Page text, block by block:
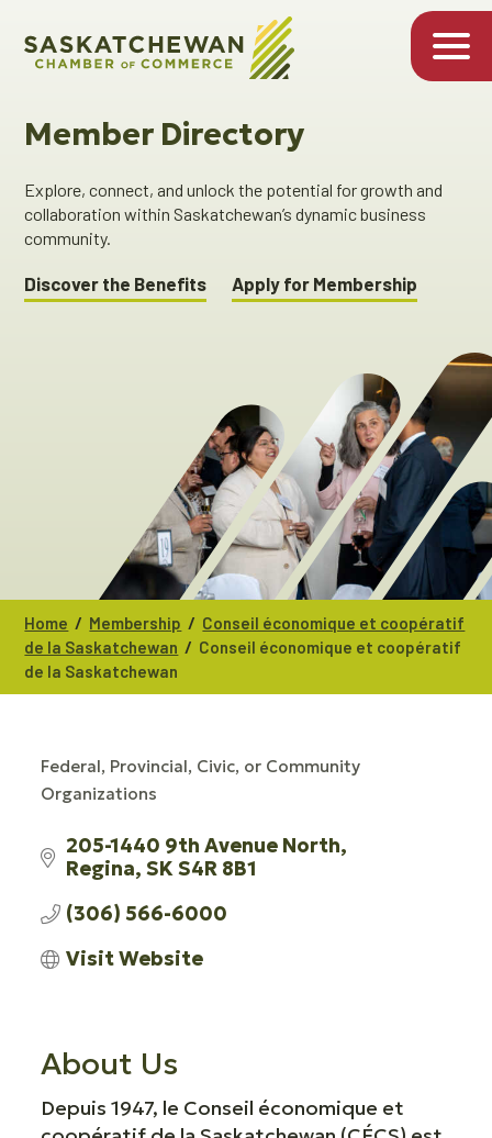
Member Directory
Explore, connect, and unlock the potential for growth and
collaboration within Saskatchewan’s dynamic business
community.
Discover the Benefits Apply for Membership
Home / Membership / Conseil économique et coopératif
de la Saskatchewan / Conseil économique et coopératif
de la Saskatchewan
CATEGORIES
Federal, Provincial, Civic, or Community
Organizations
205-1440 9th Avenue North
Regina SKS4R 8B1
(306) 566-6000
Visit Website
About Us
Depuis 1947, le Conseil économique et